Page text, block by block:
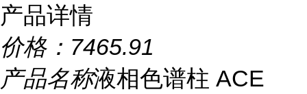
产品详情
价格： 7465.91
产品名称液相色谱柱 ACE